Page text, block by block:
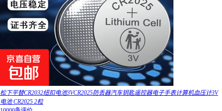
松下平替CR2032纽扣电池3VCR2025防丢器汽车钥匙遥控器电子手表计算机血压计3V
电池 CR2025 2粒